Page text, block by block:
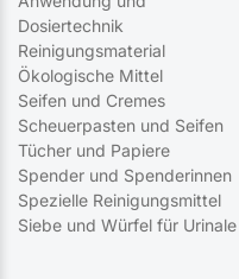
Dosiertechnik
Reinigungsmaterial
Ökologische Mittel
Seifen und Cremes
Scheuerpasten und Seifen
Tücher und Papiere
Spender und Spenderinnen
Spezielle Reinigungsmittel
Siebe und Würfel für Urinale